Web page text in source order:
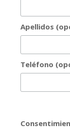
Apellidos
Teléfono